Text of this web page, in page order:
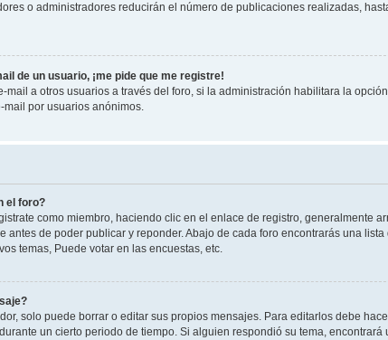
o administradores reducirán el número de publicaciones realizadas,
de un usuario, ¡me pide que me registre!
a otros usuarios a través del foro, si la administración habilitara la
por usuarios anónimos.
el foro?
como miembro, haciendo clic en el enlace de registro, generalmente
antes de poder publicar y reponder. Abajo de cada foro encontrarás una lista
temas, Puede votar en las encuestas, etc.
solo puede borrar o editar sus propios mensajes. Para editarlos debe
un cierto periodo de tiempo. Si alguien respondió su tema, encontrará